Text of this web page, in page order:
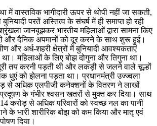
में वास्तविक भागीदारी ऊपर से थोपी नहीं जा सकती,
परतें अस्तित्व के संघर्ष में ही समाप्त हो रही
जानबूझकर भारतीय महिलाओं द्वारा सामना किए
और दैनिक अपमानों को दूर करने के साथ शुरू हुई।
और अर्ध-शहरी क्षेत्रों में बुनियादी आवश्यकताएं
महिलाओं के लिए बोझ दोगुना और तिगुना था।
तय करनी पड़ती थी और लकड़ी से जलने वाले चूल्हों
धुएं को झेलना पड़ता था। प्रधानमंत्री उज्ज्वला
से अधिक एलपीजी कनेक्शनों के वितरण ने लाखों
के गंभीर श्वसन खतरों से मुक्त कर दिया। साथ
करोड़ से अधिक परिवारों को स्वच्छ नल का पानी
के भारी शारीरिक बोझ को कम किया और मातृ एवं
दिया।